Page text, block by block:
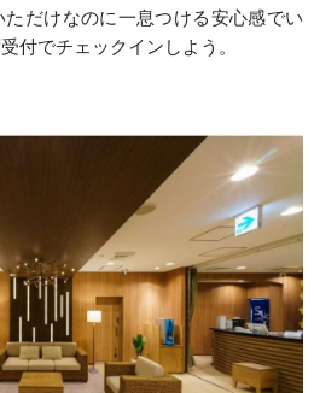
ただけなのに一息つける安心感でい
付でチェックインしよう。